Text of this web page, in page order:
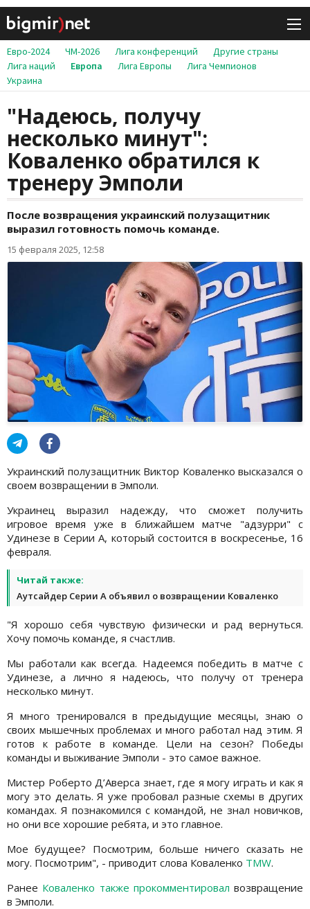
Евро-2024 ЧМ-2026 Лига конференций
Другие страны
Лига наций
Европа Лига Европы
Лига Чемпионов
Украина
"Надеюсь, получу
несколько минут":
Коваленко обратился к
тренеру Эмполи
После возвращения украинский полузащитник
выразил готовность помочь команде.
15 февраля 2025, 12:58
Украинский полузащитник Виктор Коваленко высказался о
своем возвращении в Эмполи.
Украинец выразил надежду, что сможет получить
игровое время уже в ближайшем матче "адзурри" с
Удинезе в Серии А, который состоится в воскресенье, 16
февраля.
Читай также:
Аутсайдер Серии А объявил о возвращении Коваленко
"Я хорошо себя чувствую физически и рад вернуться.
Хочу помочь команде, я счастлив.
Мы работали как всегда. Надеемся победить в матче с
Удинезе, а лично я надеюсь, что получу от тренера
несколько минут.
Я много тренировался в предыдущие месяцы, знаю о
своих мышечных проблемах и много работал над этим. Я
готов к работе в команде. Цели на сезон? Победы
команды и выживание Эмполи - это самое важное.
Мистер Роберто Д’Аверса знает, где я могу играть и как я
могу это делать. Я уже пробовал разные схемы в других
командах. Я познакомился с командой, не знал новичков,
но они все хорошие ребята, и это главное.
Мое будущее? Посмотрим, больше ничего сказать не
могу. Посмотрим", - приводит слова Коваленко TMW.
Ранее Коваленко также прокомментировал возвращение
в Эмполи.